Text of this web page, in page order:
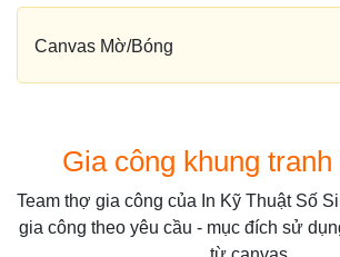
Canvas Mờ/Bóng
Gia công khung
Team thợ gia công của In Kỹ Thuật Số
gia công theo yêu cầu - mục đích sử